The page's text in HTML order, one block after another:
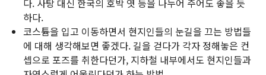
하다.
코스튬을 입고 이동하면서 현지인들의 눈길을 끄는 방법들
에 대해 생각해보면 좋겠다. 길을 걷다가 각자 정해놓은 컨
셉으로 포즈를 취한다던가, 지하철 내부에서도 현지인들과